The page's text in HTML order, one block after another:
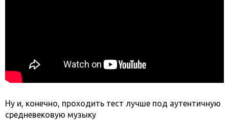
Ну и, конечно, проходить тест лучше под аутентичную
средневековую музыку